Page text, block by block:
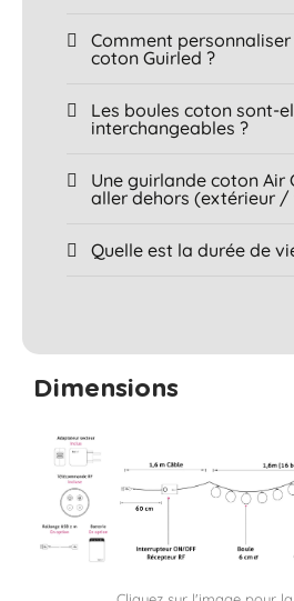
Comment
coton Guirled ?
Les boules coton sont-
interchangeables ?
Une guirlande coton Air
aller dehors (extérieur /
Quelle est la durée de
Dimensions